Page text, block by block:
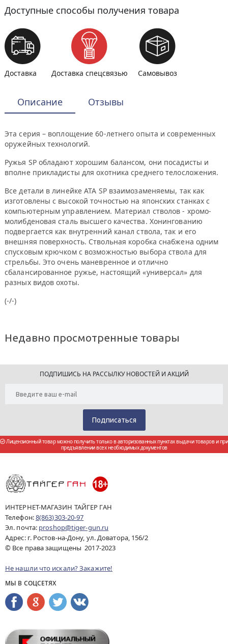
Доступные способы получения товара
Доставка Доставка спецсвязью Самовывоз
Описание Отзывы
Эта серия – воплощение 60-летнего опыта и современных
оружейных технологий.
Ружья SP обладают хорошим балансом, они посадисты и
вполне прикладисты для охотника среднего телосложения.
Все детали в линейке ATA SP взаимозаменяемы, так как
изготовлены с высокой точностью на японских станках с
компьютерным управлением. Материал стволов - хромо-
молибденовая сталь высшего качества. Хонингованию
подвергается как внутренний канал ствола, так и его
внешняя поверхность. Ствольная коробка снабжена одним
спусковым крючком с возможностью выбора ствола для
стрельбы. Это очень маневренное и отлично
сбалансированное ружье, настоящий «универсал» для
разных видов охоты.
(-/-)
Недавно просмотренные товары
ПОДПИШИСЬ НА РАССЫЛКУ НОВОСТЕЙ И АКЦИЙ
Лицензионный товар можно получить только в авторизованных пунктах выдачи товаров и при
предъявлении всех необходимых документов
ИНТЕРНЕТ-МАГАЗИН ТАЙГЕР ГАН
Телефон:8(863)303-20-97
Эл. почта: proshop@tiger-gun.ru
Адрес: г. Ростов-на-Дону, ул. Доватора, 156/2
© Все права защищены 2017-2023
Не нашли что искали? Закажите!
МЫ В СОЦСЕТЯХ